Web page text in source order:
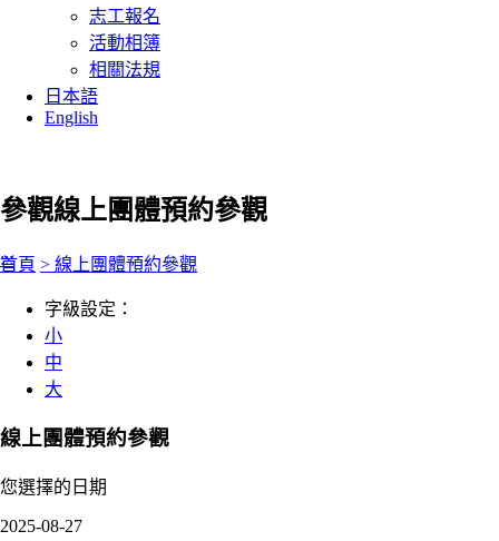
志工報名
活動相簿
相關法規
日本語
English
參觀線上團體預約參觀
:::
首頁 > 線上團體預約參觀
字級設定：
小
中
大
線上團體預約參觀
您選擇的日期
2025-08-27